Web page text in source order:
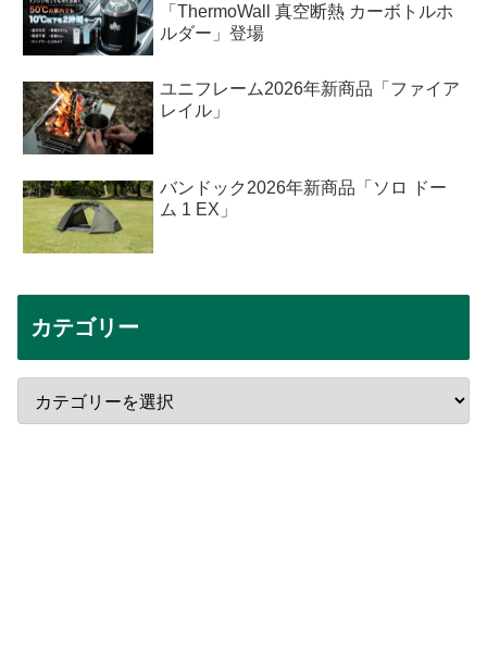
「ThermoWall 真空断熱 カーボトルホ
ルダー」登場
ユニフレーム2026年新商品「ファイア
レイル」
バンドック2026年新商品「ソロ ドー
ム 1 EX」
カテゴリー